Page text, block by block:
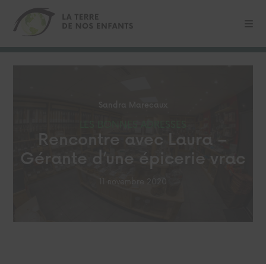
Rencontre avec Laura –
Gérante d’une épicerie vrac
11 novembre 2020